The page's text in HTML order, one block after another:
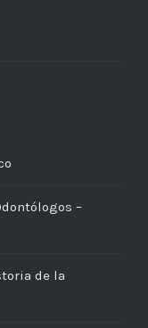
–
de la